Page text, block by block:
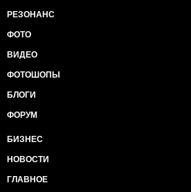
РЕЗОНАНС
ФОТО
ВИДЕО
ФОТОШОПЫ
БЛОГИ
ФОРУМ
БИЗНЕС
НОВОСТИ
ГЛАВНОЕ